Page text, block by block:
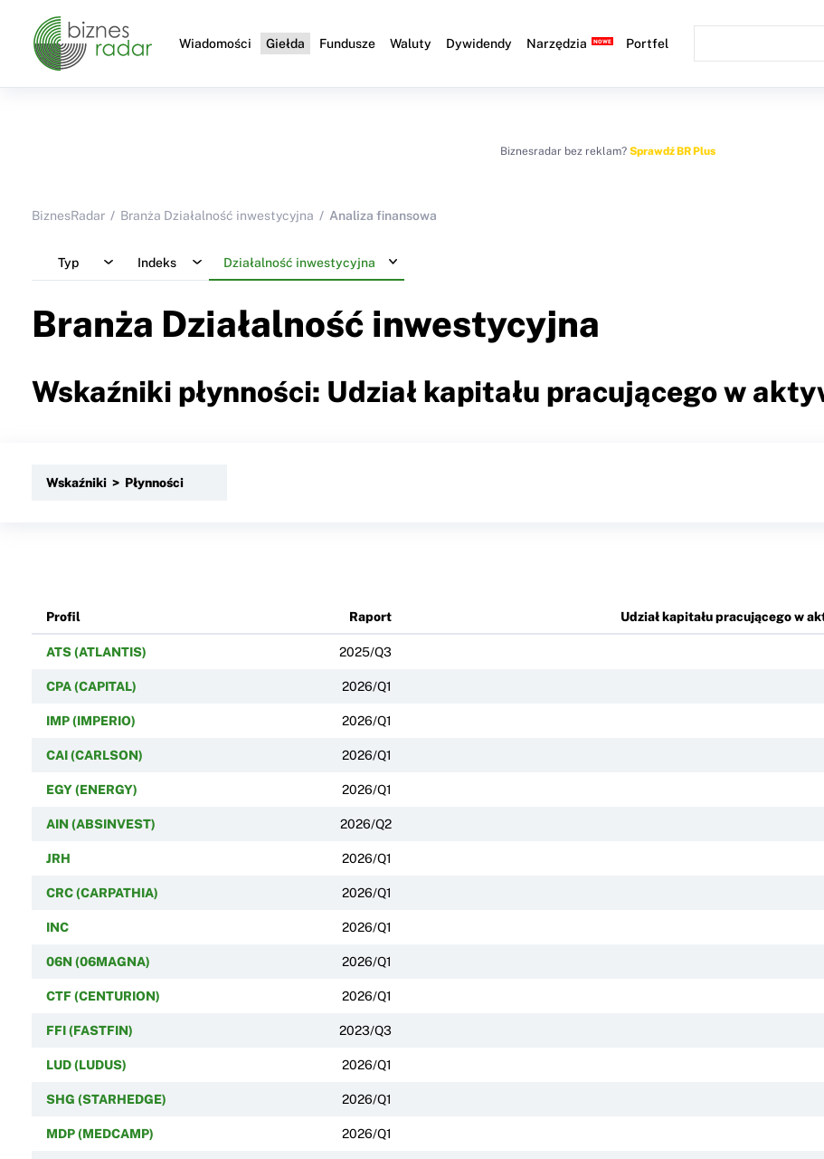
Wiadomości Giełda Fundusze Waluty Dywidendy Narzędzia Portfel
Biznesradar bez reklam? Sprawdź BR Plus
BiznesRadar Branża Działalność inwestycyjna Analiza finansowa
Typ Indeks Działalność inwestycyjna
Branża Działalność inwestycyjna
Wskaźniki płynności: Udział kapitału pracującego w
Wskaźniki > Płynności
Profil Raport Udział kapitału pracującego w
ATS (ATLANTIS) 2025/Q3
CPA (CAPITAL) 2026/Q1
IMP (IMPERIO) 2026/Q1
CAI (CARLSON) 2026/Q1
EGY (ENERGY) 2026/Q1
AIN (ABSINVEST) 2026/Q2
JRH 2026/Q1
CRC (CARPATHIA) 2026/Q1
INC 2026/Q1
06N (06MAGNA) 2026/Q1
CTF (CENTURION) 2026/Q1
FFI (FASTFIN) 2023/Q3
LUD (LUDUS) 2026/Q1
SHG (STARHEDGE) 2026/Q1
MDP (MEDCAMP) 2026/Q1